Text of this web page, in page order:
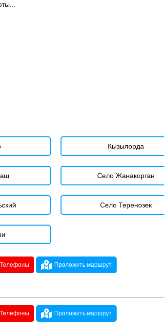
Кызылорда
Село Жанакорган
Село Теренозек
Телефоны Проложить маршрут
Телефоны Проложить маршрут